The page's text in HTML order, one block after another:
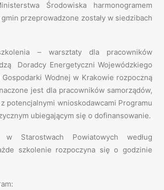
Środowiska harmonogramem
przeprowadzone zostały w siedzibach
– warsztaty dla pracowników
Doradcy Energetyczni Wojewódzkiego
Wodnej w Krakowie rozpoczną
jest dla pracowników samorządów,
potencjalnymi wnioskodawcami Programu
ubiegającym się o dofinansowanie.
Starostwach Powiatowych według
szkolenie rozpoczyna się o godzinie